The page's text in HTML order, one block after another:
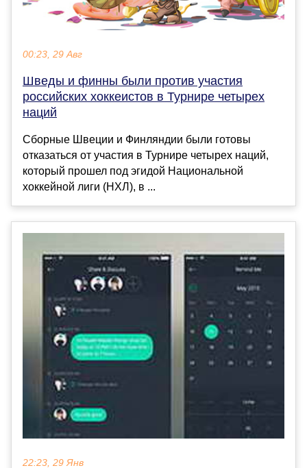
00:23, 29 Авг
Шведы и финны были против участия
российских хоккеистов в Турнире четырех
наций
Сборные Швеции и Финляндии были готовы
отказаться от участия в Турнире четырех наций,
который прошел под эгидой Национальной
хоккейной лиги (НХЛ), в ...
22:23, 29 Янв